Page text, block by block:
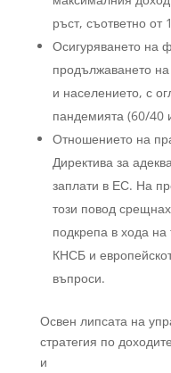
ръст, съответно от
Осигуряването на
продължаването
и населението, с
пандемията (60/40
Отношението на
Директива за
заплати в ЕС. На
този повод
подкрепа в хода на
КНСБ и
въпроси.
Освен липсата на
стратегия по
и